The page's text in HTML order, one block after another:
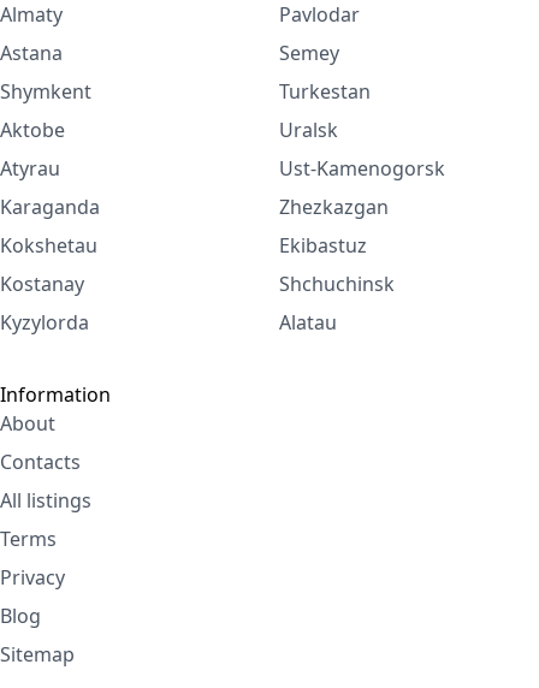
Almaty
Astana
Shymkent
Aktobe
Atyrau
Karaganda
Kokshetau
Kostanay
Kyzylorda
Pavlodar
Semey
Turkestan
Uralsk
Ust-Kamenogorsk
Zhezkazgan
Ekibastuz
Shchuchinsk
Alatau
Information
About
Contacts
All listings
Terms
Privacy
Blog
Sitemap